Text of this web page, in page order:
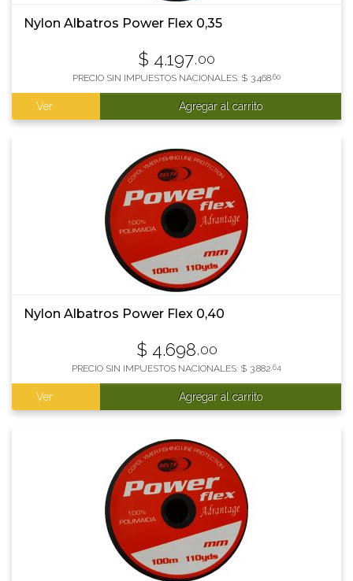
Nylon Albatros Power Flex 0,35
$ 4.197,00
PRECIO SIN IMPUESTOS NACIONALES: $ 3.468,60
Ver Agregar al carrito
Nylon Albatros Power Flex 0,40
$ 4.698,00
PRECIO SIN IMPUESTOS NACIONALES: $ 3.882 ,64
Ver Agregar al carrito